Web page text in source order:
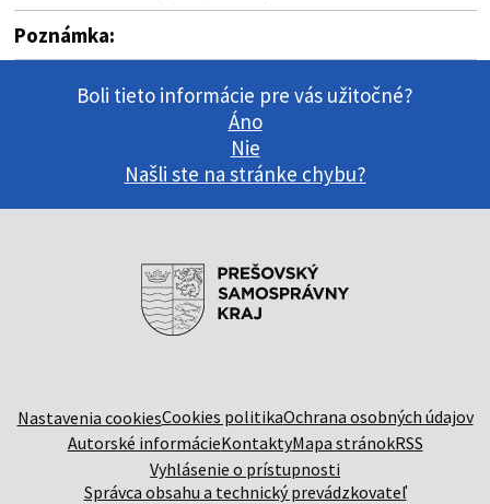
Poznámka:
Boli tieto informácie pre vás užitočné?
Áno
Nie
Našli ste na stránke chybu?
Nastavenia cookiesCookies politikaOchrana osobných údajov
Autorské informácieKontaktyMapa stránokRSS
Vyhlásenie o prístupnosti
Správca obsahu a technický prevádzkovateľ